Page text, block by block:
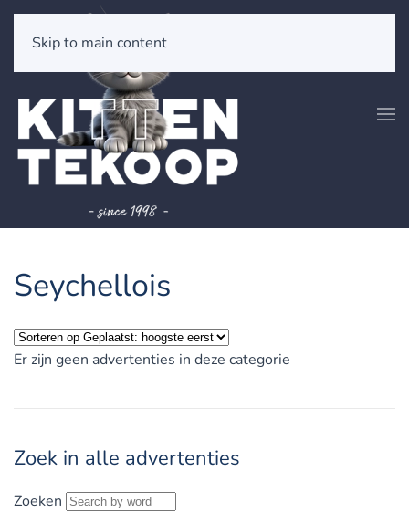
Skip to main content
Seychellois
Er zijn geen advertenties in deze categorie
Zoek in alle advertenties
Zoeken